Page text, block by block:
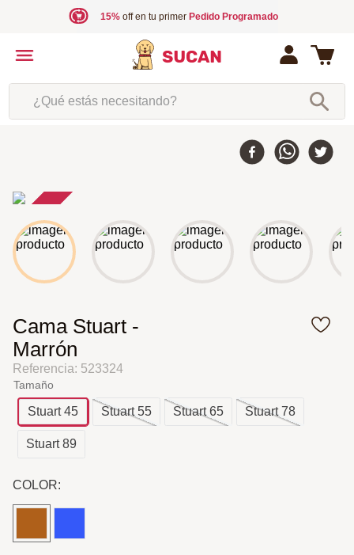
15%off en tu primer Pedido Programado
¿Qué estás necesitando?
-30 %
Cama Stuart -
Marrón
Referencia: 523324
Tamaño
Stuart 45 Stuart 55 Stuart 65 Stuart 78
Stuart 89
COLOR: